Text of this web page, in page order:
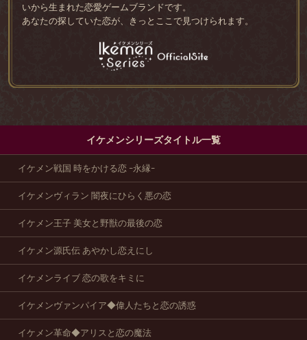
いから生まれた恋愛ゲームブランドです。
あなたの探していた恋が、きっとここで見つけられます。
イケメンシリーズタイトル一覧
イケメン戦国 時をかける恋 -永縁-
イケメンヴィラン 闇夜にひらく悪の恋
イケメン王子 美女と野獣の最後の恋
イケメン源氏伝 あやかし恋えにし
イケメンライブ 恋の歌をキミに
イケメンヴァンパイア◆偉人たちと恋の誘惑
イケメン革命◆アリスと恋の魔法